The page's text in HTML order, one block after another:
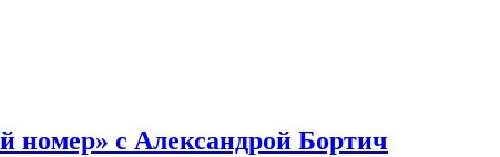
номер» с Александрой Бортич